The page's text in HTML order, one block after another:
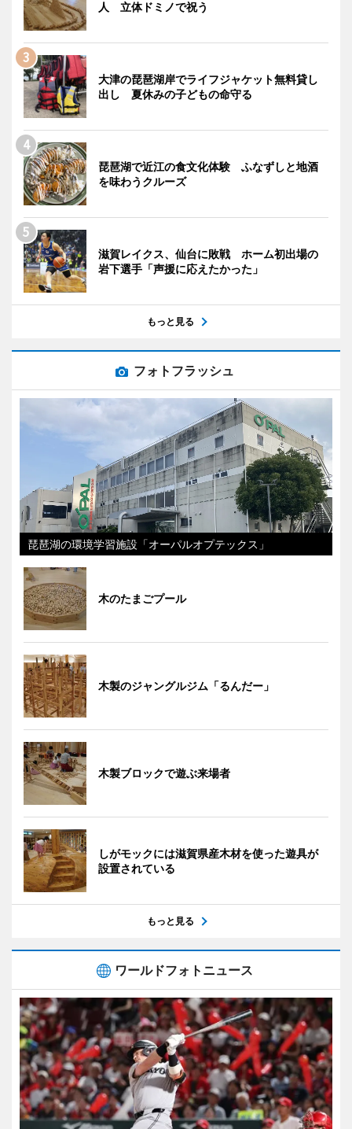
人 立体ドミノで祝う
大津の琵琶湖岸でライフジャケット無料貸し
出し 夏休みの子どもの命守る
琵琶湖で近江の食文化体験 ふなずしと地酒
を味わうクルーズ
滋賀レイクス、仙台に敗戦 ホーム初出場の
岩下選手「声援に応えたかった」
もっと見る
フォトフラッシュ
琵琶湖の環境学習施設「オーパルオプテックス」
木のたまごプール
木製のジャングルジム「るんだー」
木製ブロックで遊ぶ来場者
しがモックには滋賀県産木材を使った遊具が
設置されている
もっと見る
ワールドフォトニュース